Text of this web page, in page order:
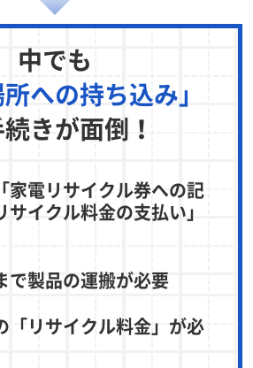
中でも
所への持ち込み」
きが面倒！
家電リサイクル券への記
サイクル料金の支払い」
で製品の運搬が必要
「リサイクル料金」が必